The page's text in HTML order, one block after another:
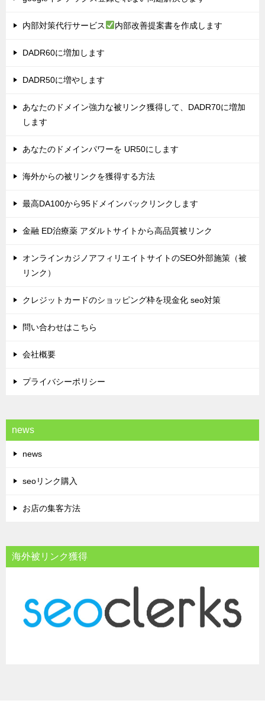
内部対策代行サービス 内部改善提案書を作成します
DADR60に増加します
DADR50に増やします
あなたのドメイン強力な被リンク獲得して、DADR70に増加
します
あなたのドメインパワーを UR50にします
海外からの被リンクを獲得する方法
最高DA100から95ドメインバックリンクします
金融 ED治療薬 アダルトサイトから高品質被リンク
オンラインカジノアフィリエイトサイトのSEO外部施策（被
リンク）
クレジットカードのショッピング枠を現金化 seo対策
問い合わせはこちら
会社概要
プライバシーポリシー
news
news
seoリンク購入
お店の集客方法
海外被リンク獲得